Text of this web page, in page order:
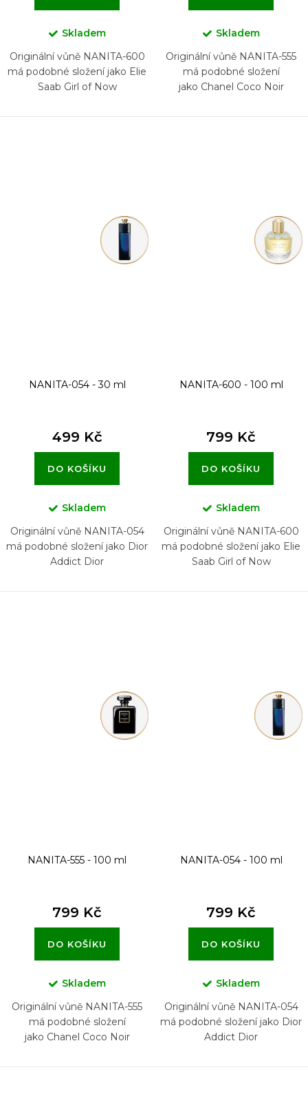
Skladem
Originální vůně NANITA-600
má podobné složení jako Elie
Saab Girl of Now
Skladem
Originální vůně NANITA-555
má podobné složení
jako Chanel Coco Noir
NANITA-054 - 30 ml
499 Kč
DO KOŠÍKU
Skladem
Originální vůně NANITA-054
má podobné složení jako Dior
Addict Dior
NANITA-600 - 100 ml
799 Kč
DO KOŠÍKU
Skladem
Originální vůně NANITA-600
má podobné složení jako Elie
Saab Girl of Now
NANITA-555 - 100 ml
799 Kč
DO KOŠÍKU
Skladem
Originální vůně NANITA-555
má podobné složení
jako Chanel Coco Noir
NANITA-054 - 100 ml
799 Kč
DO KOŠÍKU
Skladem
Originální vůně NANITA-054
má podobné složení jako Dior
Addict Dior